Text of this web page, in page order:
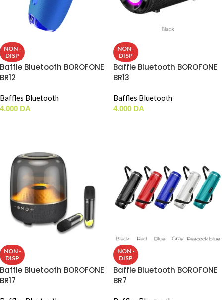
NON -
DISP
Baffle Bluetooth BOROFONE
BR12
Baffles Bluetooth
4.000 DA
NON -
DISP
Baffle Bluetooth BOROFONE
BR13
Baffles Bluetooth
4.000 DA
NON -
DISP
Baffle Bluetooth BOROFONE
BR17
NON -
DISP
Baffle Bluetooth BOROFONE
BR7